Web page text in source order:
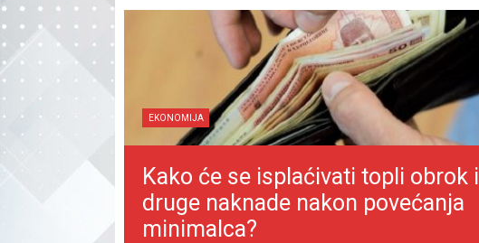
EKONOMIJA
Kako će se isplaćivati topli obrok i
druge naknade nakon povećanja
minimalca?